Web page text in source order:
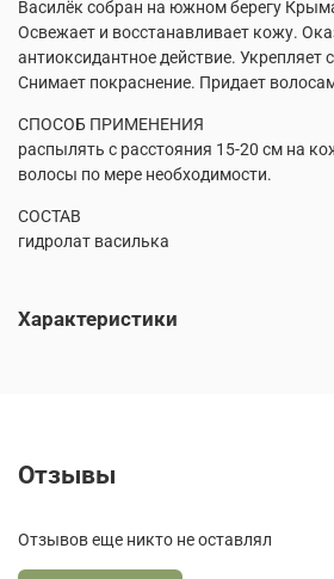
Василёк собран на южном берегу
Освежает и восстанавливает кожу.
антиоксидантное действие. Укрепляет
Снимает покраснение. Придает
СПОСОБ ПРИМЕНЕНИЯ
распылять с расстояния 15-20 см на
волосы по мере необходимости.
СОСТАВ
гидролат василька
Характеристики
Отзывы
Отзывов еще никто не оставлял